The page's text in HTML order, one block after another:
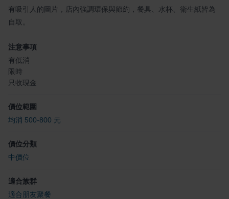
有吸引人的圖片，店內強調環保與節約，餐具、水杯、衛生紙皆為
自取。
注意事項
有低消
限時
只收現金
價位範圍
均消 500-800 元
價位分類
中價位
適合族群
適合朋友聚餐